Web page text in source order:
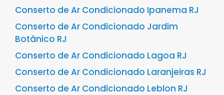
Conserto de Ar Condicionado Ipanema RJ
Conserto de Ar Condicionado Jardim
Botânico RJ
Conserto de Ar Condicionado Lagoa RJ
Conserto de Ar Condicionado Laranjeiras RJ
Conserto de Ar Condicionado Leblon RJ